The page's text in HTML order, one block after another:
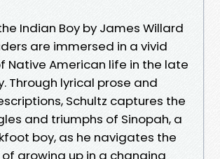
Indian Boy by James Willard
are immersed in a vivid
Native American life in the late
Through lyrical prose and
Schultz captures the
and triumphs of Sinopah, a
boy, as he navigates the
growing up in a changing